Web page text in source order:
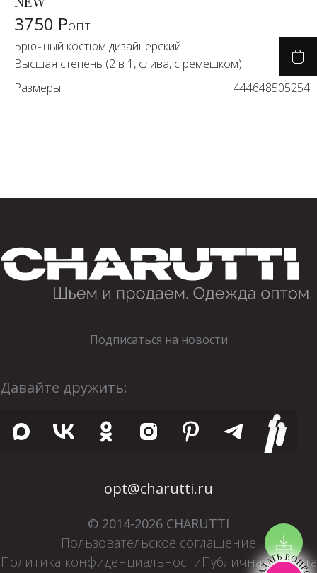
3750 Ропт
Брючный костюм дизайнерский
Высшая степень (2 в 1, слива, с ремешком)
Размеры:
444648505254
Подписаться на новости
Давайте дружить:
opt@charutti.ru
© 2014-2026 CHARUTTI
Пользовательское соглашение
Политика конфиденциальностиПубличная оферта